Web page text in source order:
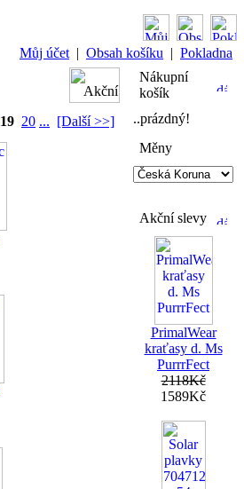
Můj účet | Obsah košíku | Pokladna
19 20 ... [Další >>]
Nákupní
košík
..prázdný!
Měny
Akční slevy
PrimalWear
kraťasy d. Ms
PurrrFect
2118Kč
1589Kč